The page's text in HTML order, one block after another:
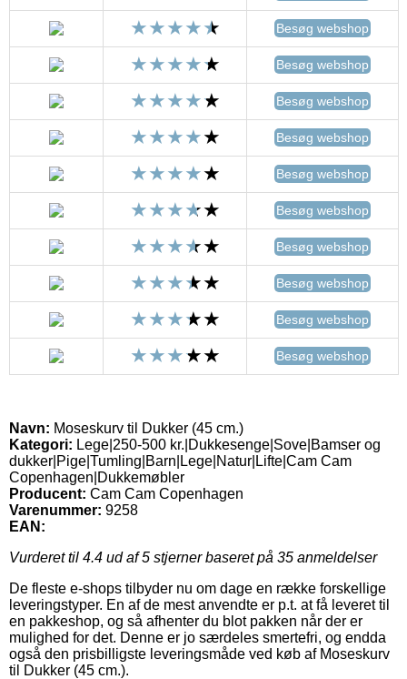
Besøg webshop
Besøg webshop
Besøg webshop
Besøg webshop
Besøg webshop
Besøg webshop
Besøg webshop
Besøg webshop
Besøg webshop
Besøg webshop
Navn: Moseskurv til Dukker (45 cm.)
Kategori: Lege|250-500 kr.|Dukkesenge|Sove|Bamser og
dukker|Pige|Tumling|Barn|Lege|Natur|Lifte|Cam Cam
Copenhagen|Dukkemøbler
Producent: Cam Cam Copenhagen
Varenummer: 9258
EAN:
Vurderet til 4.4 ud af 5 stjerner baseret på 35 anmeldelser
De fleste e-shops tilbyder nu om dage en række forskellige
leveringstyper. En af de mest anvendte er p.t. at få leveret til
en pakkeshop, og så afhenter du blot pakken når der er
mulighed for det. Denne er jo særdeles smertefri, og endda
også den prisbilligste leveringsmåde ved køb af Moseskurv
til Dukker (45 cm.).